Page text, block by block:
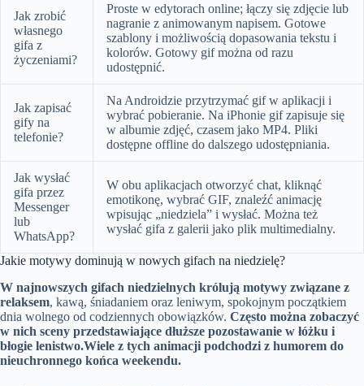
Jak zrobić
własnego
gifa z
życzeniami?
Proste w edytorach online; łączy się zdjęcie lub
nagranie z animowanym napisem. Gotowe
szablony i możliwością dopasowania tekstu i
kolorów. Gotowy gif można od razu
udostępnić.
Jak zapisać
gify na
telefonie?
Na Androidzie przytrzymać gif w aplikacji i
wybrać pobieranie. Na iPhonie gif zapisuje się
w albumie zdjęć, czasem jako MP4. Pliki
dostępne offline do dalszego udostępniania.
Jak wysłać
gifa przez
Messenger
lub
WhatsApp?
W obu aplikacjach otworzyć chat, kliknąć
emotikonę, wybrać GIF, znaleźć animację
wpisując „niedziela” i wysłać. Można też
wysłać gifa z galerii jako plik multimedialny.
Jakie motywy dominują w nowych gifach na niedzielę?
W najnowszych gifach niedzielnych królują motywy związane z
relaksem, kawą, śniadaniem oraz leniwym, spokojnym początkiem
dnia wolnego od codziennych obowiązków. Często można zobaczyć
w nich sceny przedstawiające dłuższe pozostawanie w łóżku i
błogie lenistwo.Wiele z tych animacji podchodzi z humorem do
nieuchronnego końca weekendu.